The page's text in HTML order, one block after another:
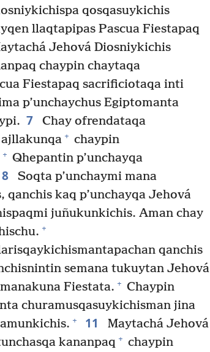
qosqasuykichis
llaqtapipas Pascua Fiestapaq
Jehová Diosniykichis
chaypin chaytaqa
Fiestapaq sacrificiotaqa inti
p’unchaychus Egiptomanta
7
Chay ofrendataqa
+ chaypin
+ Qhepantin p’unchayqa
8
Soqta p’unchaymi mana
kaq p’unchayqa Jehová
juñukunkichis. Aman chay
+
qanchis
semana tukuytan Jehová
Fiestata. + Chaypin
churamusqasuykichisman jina
+ 11
Maytachá Jehová
kananpaq + chaypin